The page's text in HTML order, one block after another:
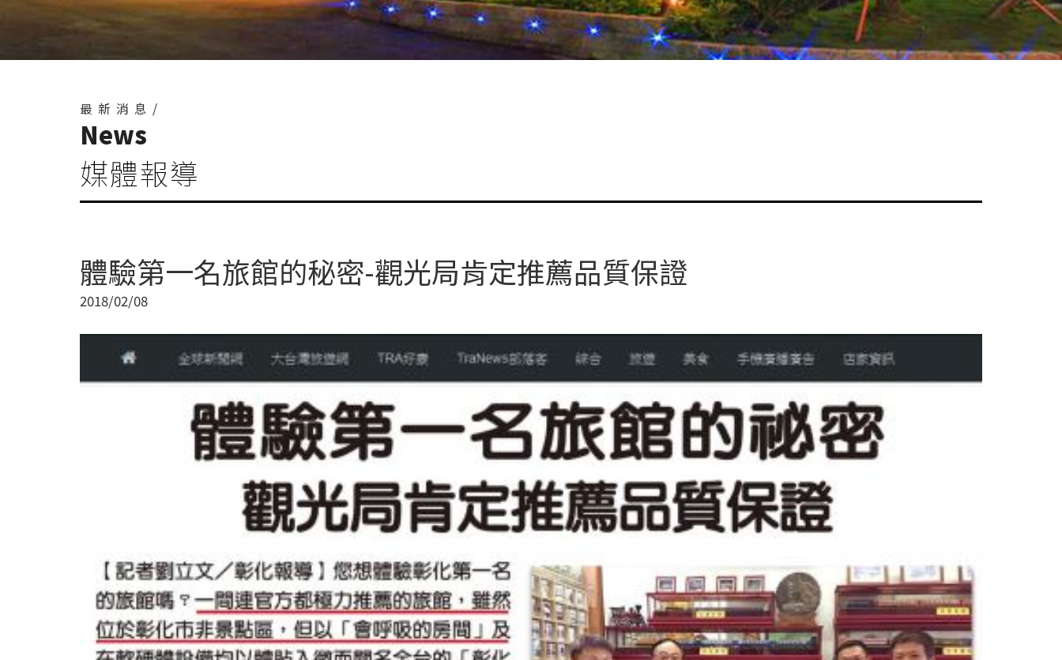
最新消息/
News
媒體報導
體驗第一名旅館的秘密-觀光局肯定推薦品質保證
2018/02/08